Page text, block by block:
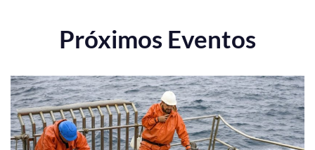
Próximos Eventos